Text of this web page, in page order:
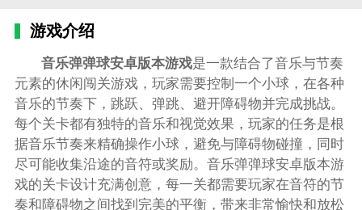
游戏介绍
音乐弹弹球安卓版本游戏是一款结合了音乐与节奏
元素的休闲闯关游戏，玩家需要控制一个小球，在各种
音乐的节奏下，跳跃、弹跳、避开障碍物并完成挑战。
每个关卡都有独特的音乐和视觉效果，玩家的任务是根
据音乐节奏来精确操作小球，避免与障碍物碰撞，同时
尽可能收集沿途的音符或奖励。音乐弹弹球安卓版本游
戏的关卡设计充满创意，每一关都需要玩家在音符的节
奏和障碍物之间找到完美的平衡，带来非常愉快和放松